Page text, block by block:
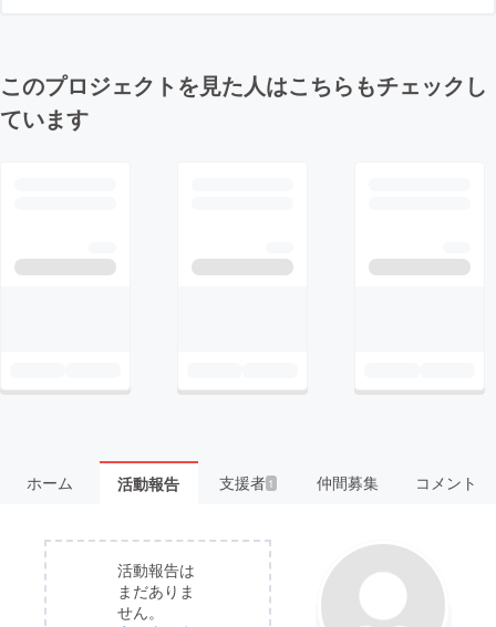
このプロジェクトを見た人はこちらもチェックし
ています
ホーム 活動報告 支援者 1 仲間募集 コメント
活動報告は
まだありま
せん。